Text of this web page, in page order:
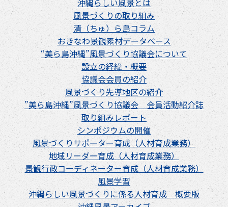
風景づくりの取り組み
清（ちゅ）ら島コラム
おきなわ景観素材データベース
“美ら島沖縄”風景づくり協議会について
設立の経緯・概要
協議会会員の紹介
風景づくり先導地区の紹介
”美ら島沖縄”風景づくり協議会 会員活動紹介誌
取り組みレポート
シンポジウムの開催
風景づくりサポーター育成（人材育成業務）
地域リーダー育成（人材育成業務）
景観行政コーディネーター育成（人材育成業務）
風景学習
沖縄らしい風景づくりに係る人材育成 概要版